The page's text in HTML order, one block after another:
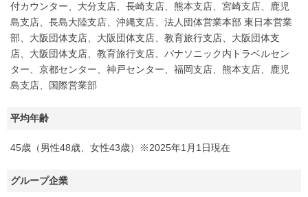
付カウンター、大分支店、長崎支店、熊本支店、宮崎支店、鹿児
島支店、長島大陸支店、沖縄支店、法人団体営業本部 東日本営業
部、大阪団体支店、大阪団体支店、教育旅行支店、大阪団体支
店、大阪団体支店、教育旅行支店、パナソニック内トラベルセン
ター、京都センター、神戸センター、福岡支店、熊本支店、鹿児
島支店、国際営業部
平均年齢
45歳（男性48歳、女性43歳）※2025年1月1日現在
グループ企業